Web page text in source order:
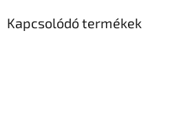
Kapcsolódó termékek